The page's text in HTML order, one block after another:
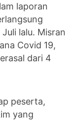
laporan
lalu. Misran
Covid 19,
dari 4
peserta,
yang